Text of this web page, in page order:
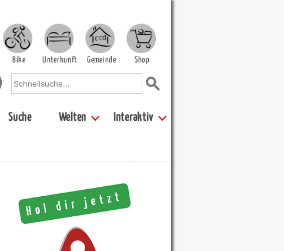
Bike Unterkunft Gemeinde Shop
Suche Welten Interaktiv